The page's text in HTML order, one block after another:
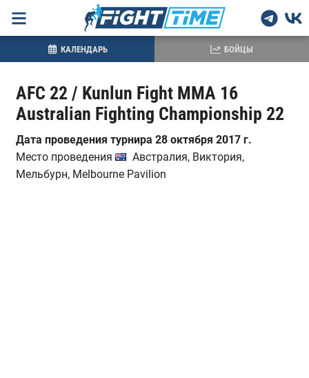
AFC 22 / Kunlun Fight MMA 16
Australian Fighting Championship 22
Дата проведения турнира 28 октября 2017 г.
Место проведения
Австралия, Виктория,
Мельбурн, Melbourne Pavilion
КАЛЕНДАРЬ БОЙЦЫ